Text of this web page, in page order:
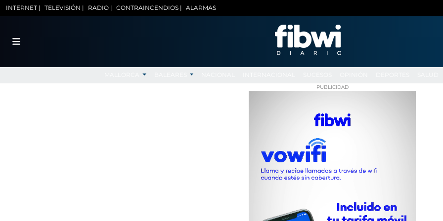
INTERNET | TELEVISIÓN | RADIO | CONTRAINCENDIOS | ALARMAS